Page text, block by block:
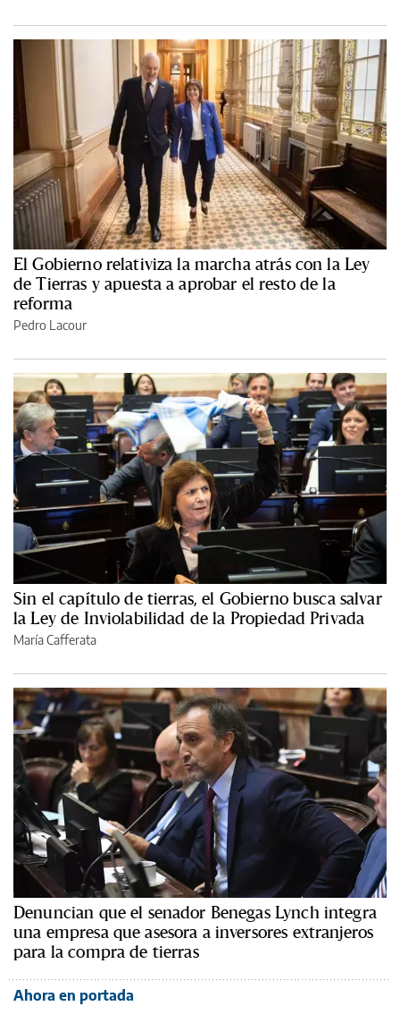
El Gobierno relativiza la marcha atrás con la Ley
de Tierras y apuesta a aprobar el resto de la
reforma
Pedro Lacour
Sin el capítulo de tierras, el Gobierno busca salvar
la Ley de Inviolabilidad de la Propiedad Privada
María Cafferata
Denuncian que el senador Benegas Lynch integra
una empresa que asesora a inversores extranjeros
para la compra de tierras
Ahora en portada